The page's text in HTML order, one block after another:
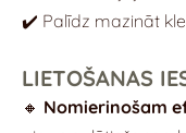
✔️ Palīdz mazināt
LIETOŠANAS
🔸 Nomierinošam